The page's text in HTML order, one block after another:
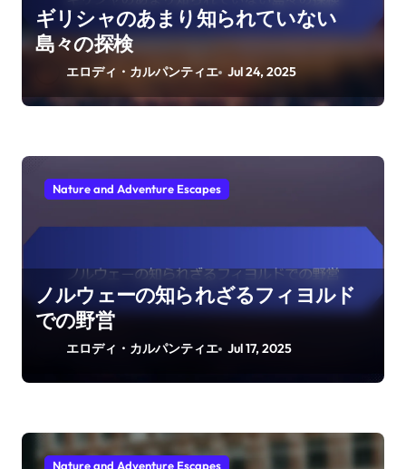
ギリシャのあまり知られていない
島々の探検
エロディ・カルパンティエ Jul 24, 2025
Nature and Adventure Escapes
ノルウェーの知られざるフィヨルド
での野営
エロディ・カルパンティエ Jul 17, 2025
Nature and Adventure Escapes